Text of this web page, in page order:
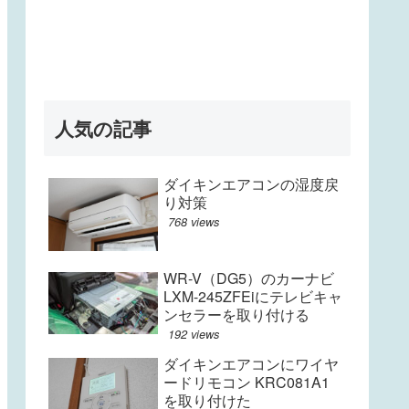
人気の記事
ダイキンエアコンの湿度戻
り対策
768 views
WR-V（DG5）のカーナビ
LXM-245ZFEiにテレビキャ
ンセラーを取り付ける
192 views
ダイキンエアコンにワイヤ
ードリモコン KRC081A1
を取り付けた